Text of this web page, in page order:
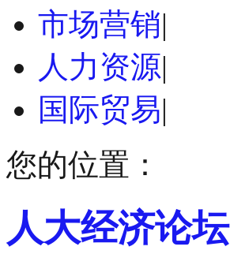
市场营销|
人力资源|
国际贸易|
您的位置：
人大经济论坛